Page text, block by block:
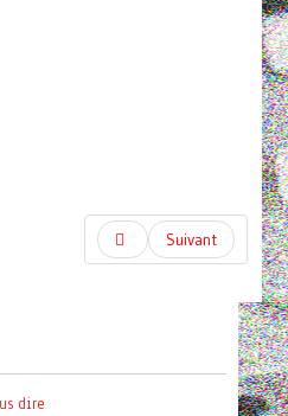
Suivant
dire